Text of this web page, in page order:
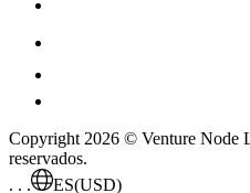
Copyright 2026 © Venture Node
reservados.
. . .
ES(USD)